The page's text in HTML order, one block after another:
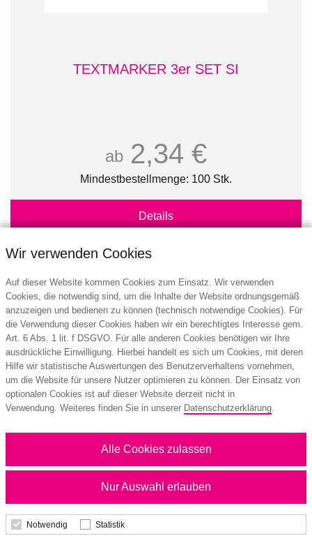
TEXTMARKER 3er SET SI
ab 2,34 €
Mindestbestellmenge: 100 Stk.
Details
LIQEO HIGHLIGHTER MINI 4er SET
Wir verwenden Cookies
Auf dieser Website kommen Cookies zum Einsatz. Wir verwenden
Cookies, die notwendig sind, um die Inhalte der Website ordnungsgemäß
anzuzeigen und bedienen zu können (technisch notwendige Cookies). Für
die Verwendung dieser Cookies haben wir ein berechtigtes Interesse gem.
Art. 6 Abs. 1 lit. f DSGVO. Für alle anderen Cookies benötigen wir Ihre
ausdrückliche Einwilligung. Hierbei handelt es sich um Cookies, mit deren
Hilfe wir statistische Auswertungen des Benutzerverhaltens vornehmen,
um die Website für unsere Nutzer optimieren zu können. Der Einsatz von
optionalen Cookies ist auf dieser Website derzeit nicht in
Verwendung. Weiteres finden Sie in unserer Datenschutzerklärung.
Nur Auswahl erlauben
Alle Cookies zulassen
Notwendig Statistik